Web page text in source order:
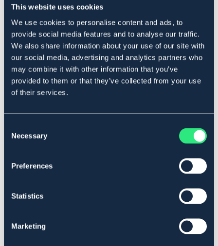
This website uses cookies
We use cookies to personalise content and ads, to
provide social media features and to analyse our traffic.
We also share information about your use of our site with
our social media, advertising and analytics partners who
may combine it with other information that you’ve
provided to them or that they’ve collected from your use
of their services.
Selection
Necessary
Preferences
Statistics
Marketing
I lager
Produktbeskrivning
Ställbart reflexhalsband i nylon. Klickspänne för att
enkelt kunna ta av och på halsbandet. Dubbla ringar för
ökad säkerhet.
Art.nr. 581230-BK-22-35
SVART BLÅ ROSA
Material & mått
Se lager i butik